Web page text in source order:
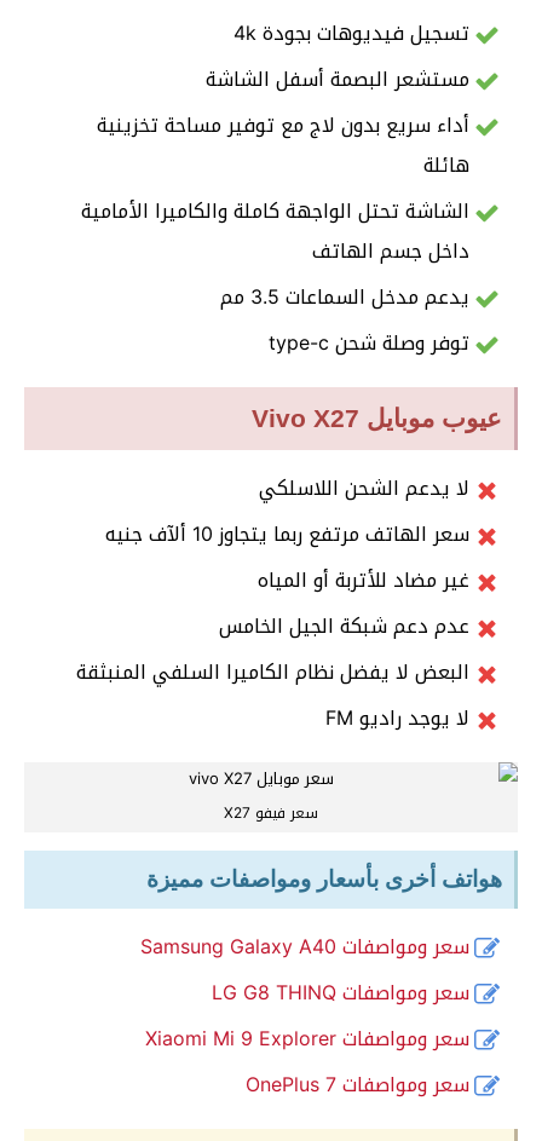
تسجيل فيديوهات بجودة 4k
مستشعر البصمة أسفل الشاشة
أداء سريع بدون لاج مع توفير مساحة تخزينية
هائلة
الشاشة تحتل الواجهة كاملة والكاميرا الأمامية
داخل جسم الهاتف
يدعم مدخل السماعات 3.5 مم
توفر وصلة شحن type-c
عيوب موبايل Vivo X27
لا يدعم الشحن اللاسلكي
سعر الهاتف مرتفع ربما يتجاوز 10 ألآف جنيه
غير مضاد للأتربة أو المياه
عدم دعم شبكة الجيل الخامس
البعض لا يفضل نظام الكاميرا السلفي المنبثقة
لا يوجد راديو FM
سعر فيفو X27
هواتف أخرى بأسعار ومواصفات مميزة
سعر ومواصفات Samsung Galaxy A40
سعر ومواصفات LG G8 THINQ
سعر ومواصفات Xiaomi Mi 9 Explorer
سعر ومواصفات OnePlus 7